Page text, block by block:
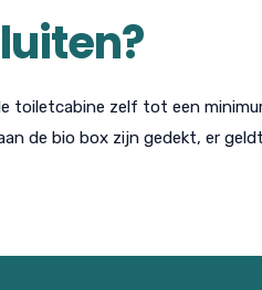
toiletcabine zelf tot een
de bio box zijn gedekt, er